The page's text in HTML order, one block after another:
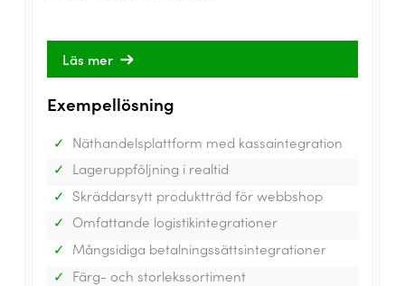
Läs mer
Exempellösning
Näthandelsplattform med kassaintegration
Lageruppföljning i realtid
Skräddarsytt produktträd för webbshop
Omfattande logistikintegrationer
Mångsidiga betalningssättsintegrationer
Färg- och storlekssortiment